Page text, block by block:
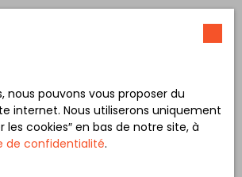
pouvons vous proposer du
internet. Nous utiliserons uniquement
cookies″ en bas de notre site, à
de confidentialité.